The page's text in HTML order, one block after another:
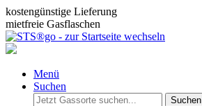
kostengünstige Lieferung
mietfreie Gasflaschen
Menü
Suchen
Suchen